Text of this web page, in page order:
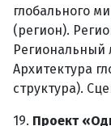
глобального
(регион).
Региональный
Архитектура
структура).
19. Проект